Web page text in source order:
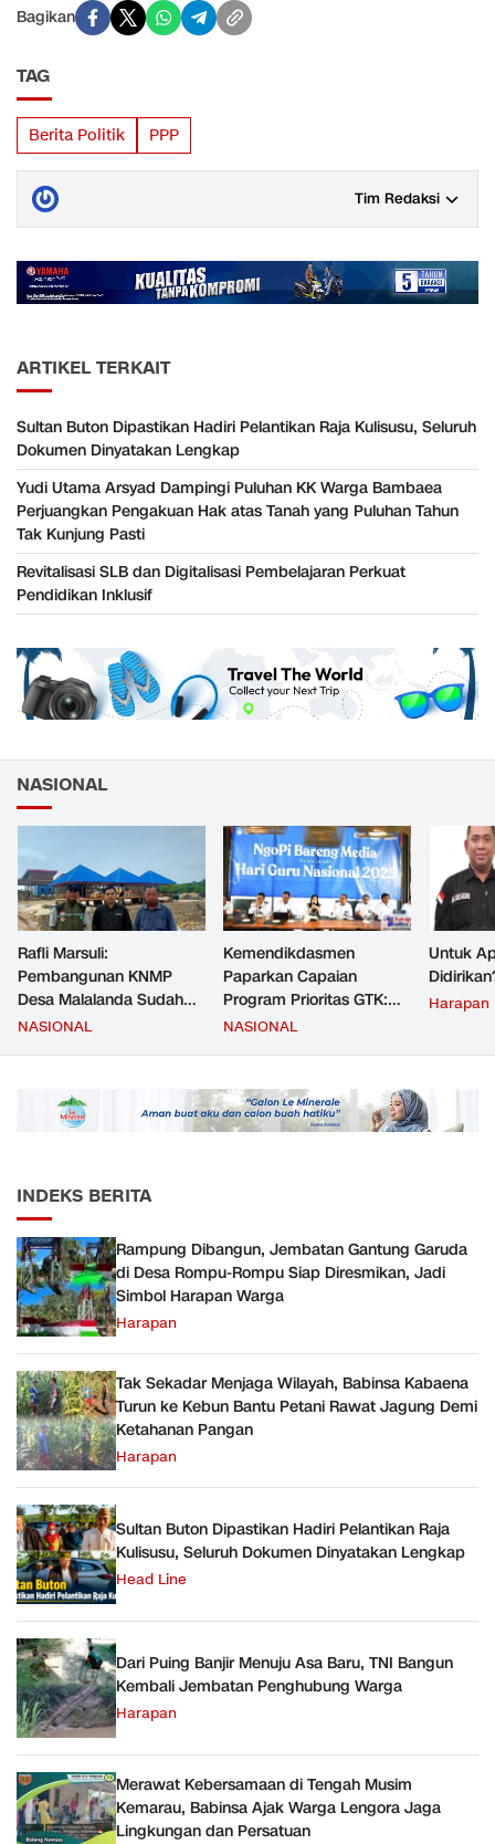
Bagikan
TAG
Berita Politik PPP
Tim Redaksi
ARTIKEL TERKAIT
Sultan Buton Dipastikan Hadiri Pelantikan Raja Kulisusu, Seluruh
Dokumen Dinyatakan Lengkap
Yudi Utama Arsyad Dampingi Puluhan KK Warga Bambaea
Perjuangkan Pengakuan Hak atas Tanah yang Puluhan Tahun
Tak Kunjung Pasti
Revitalisasi SLB dan Digitalisasi Pembelajaran Perkuat
Pendidikan Inklusif
NASIONAL
Rafli Marsuli:
Pembangunan KNMP
Desa Malalanda Sudah
Mencapai 69 Persen dan
JMD dan JMF
NASIONAL
Kemendikdasmen
Paparkan Capaian
Program Prioritas GTK:
Kompetensi Meningkat,
NASIONAL
Untuk
Harapan
INDEKS BERITA
Rampung Dibangun, Jembatan Gantung Garuda
di Desa Rompu-Rompu Siap Diresmikan, Jadi
Simbol Harapan Warga
Harapan
Tak Sekadar Menjaga Wilayah, Babinsa Kabaena
Turun ke Kebun Bantu Petani Rawat Jagung Demi
Ketahanan Pangan
Harapan
Sultan Buton Dipastikan Hadiri Pelantikan Raja
Kulisusu, Seluruh Dokumen Dinyatakan Lengkap
Head Line
Dari Puing Banjir Menuju Asa Baru, TNI Bangun
Kembali Jembatan Penghubung Warga
Harapan
Merawat Kebersamaan di Tengah Musim
Kemarau, Babinsa Ajak Warga Lengora Jaga
Lingkungan dan Persatuan